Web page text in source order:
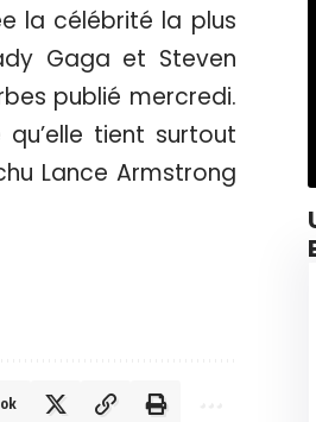
la célébrité la plus
Gaga et Steven
publié mercredi.
tient surtout
Lance Armstrong